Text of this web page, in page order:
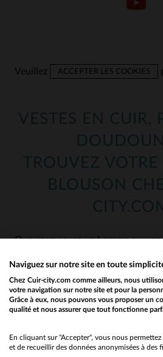
Veuillez ACCEPTER LES COOKIES
VESTES EN CUIR,
TROUVEZ
BLOUSON
Que vous soyez un homme ou
sûrs d’avoir le blouson ou le
Une fois votre rayon choisi ci-
notre catalogue : plus de 1000
presque autant dans notre rayon
les dernières nouveautés parmi
Would you like to be redirected
No
Naviguez sur notre site en toute
Chez Cuir-city.com comme ailleurs, nous
votre navigation sur notre site et pour la
Grâce à eux, nous pouvons vous proposer un
qualité et nous assurer que tout fonctionne
En cliquant sur "Accepter", vous nous
et de recueillir des données anonymisées à des